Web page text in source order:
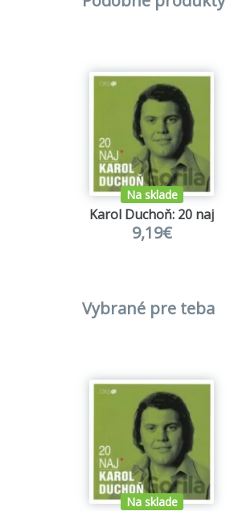
Na sklade
Karol Duchoň: 20 naj
9,19€
Vybrané pre teba
Na sklade